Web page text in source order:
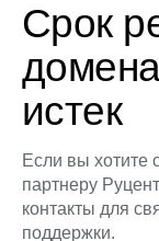
Срок
истек
Если вы хотите
партнеру
контакты для
поддержки.